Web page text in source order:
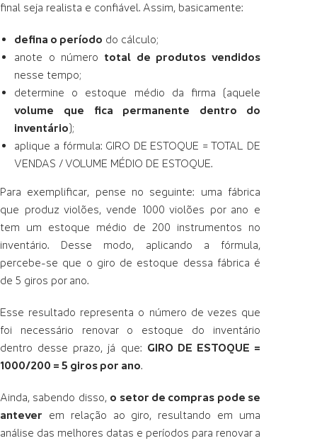
final seja realista e confiável. Assim, basicamente:
defina o período do cálculo;
anote o número total de produtos vendidos
nesse tempo;
determine o estoque médio da firma (aquele
volume
que fica permanente dentro do
inventário);
aplique a fórmula: GIRO DE ESTOQUE = TOTAL DE
VENDAS / VOLUME MÉDIO DE ESTOQUE.
Para exemplificar, pense no seguinte: uma fábrica
que produz violões, vende 1000 violões por ano e
tem um estoque médio de 200 instrumentos no
inventário. Desse modo, aplicando a fórmula,
percebe-se que o giro de estoque dessa fábrica é
de 5 giros por ano.
Esse resultado representa o número de vezes que
foi necessário renovar o estoque do inventário
dentro desse prazo, já que: GIRO DE ESTOQUE =
1000/200 = 5 giros por ano.
Ainda, sabendo disso, o setor de compras pode se
antever em relação ao giro, resultando em uma
análise das melhores datas e períodos para renovar a